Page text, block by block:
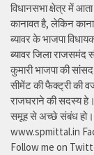
विधानसभा क्षेत्र में
कानावत है, लेकिन
ब्यावर के भाजपा
ब्यावर जिला राजसमंद
कुमारी भाजपा की
सीमेंट की फैक्ट्री की
राजघराने की सदस्य
समूह से अच्छे संबंध हो।
www.spmittal.in
Follow me on